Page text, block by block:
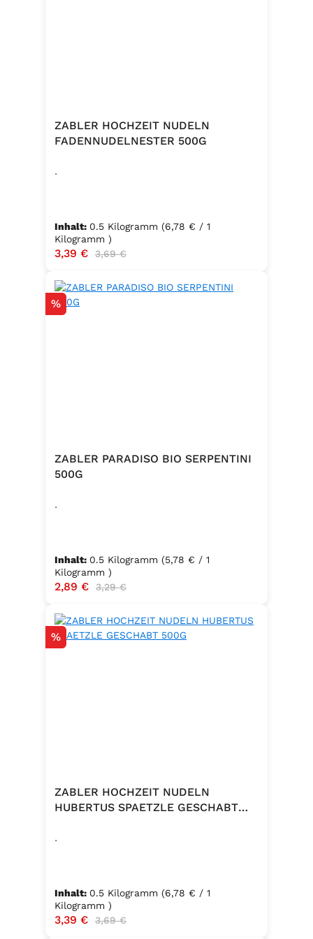
ZABLER HOCHZEIT NUDELN
FADENNUDELNESTER 500G
.
Inhalt: 0.5 Kilogramm (6,78 € / 1
Kilogramm )
Verkaufspreis:
3,39 € Regulärer Preis:
3,69 €
Rabatt
%
ZABLER PARADISO BIO SERPENTINI
500G
.
Inhalt: 0.5 Kilogramm (5,78 € / 1
Kilogramm )
Verkaufspreis:
2,89 € Regulärer Preis:
3,29 €
Rabatt
%
ZABLER HOCHZEIT NUDELN
HUBERTUS SPAETZLE GESCHABT
.
Inhalt: 0.5 Kilogramm (6,78 € / 1
Kilogramm )
Verkaufspreis:
3,39 € Regulärer Preis:
3,69 €